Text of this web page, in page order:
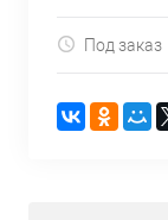
Под заказ